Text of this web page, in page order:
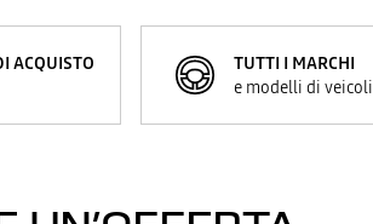
ACQUISTO
TUTTI I MARCHI
e modelli di veicoli